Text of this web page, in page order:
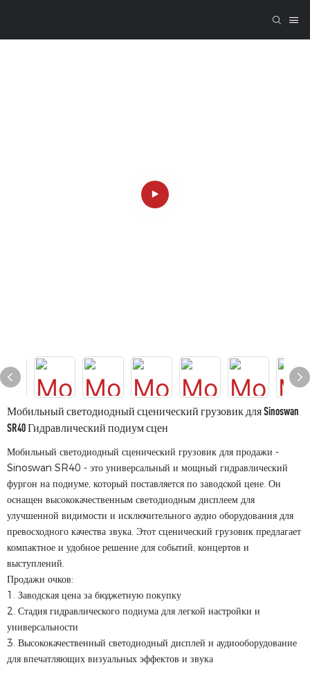
Мобильный светодиодный сценический грузовик для Sinoswan
SR40 Гидравлический подиум сцен
Мобильный светодиодный сценический грузовик для продажи -
Sinoswan SR40 - это универсальный и мощный гидравлический
фургон на подиуме, который поставляется по заводской цене. Он
оснащен высококачественным светодиодным дисплеем для
улучшенной видимости и исключительного аудио оборудования для
превосходного качества звука. Этот сценический грузовик предлагает
компактное и удобное решение для событий, концертов и
выступлений.
Продажи очков:
1. Заводская цена за бюджетную покупку
2. Стадия гидравлического подиума для легкой настройки и
универсальности
3. Высококачественный светодиодный дисплей и аудиооборудование
для впечатляющих визуальных эффектов и звука